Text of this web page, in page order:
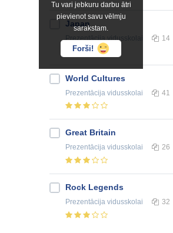
Tu vari jebkuru darbu ātri
pievienot savu vēlmju
sarakstam.
Forši!
Japan
Prezentācijavidusskolai 14
World Cultures
Prezentācija vidusskolai 41
Great Britain
Prezentācija vidusskolai 26
Rock Legends
Prezentācija vidusskolai 32